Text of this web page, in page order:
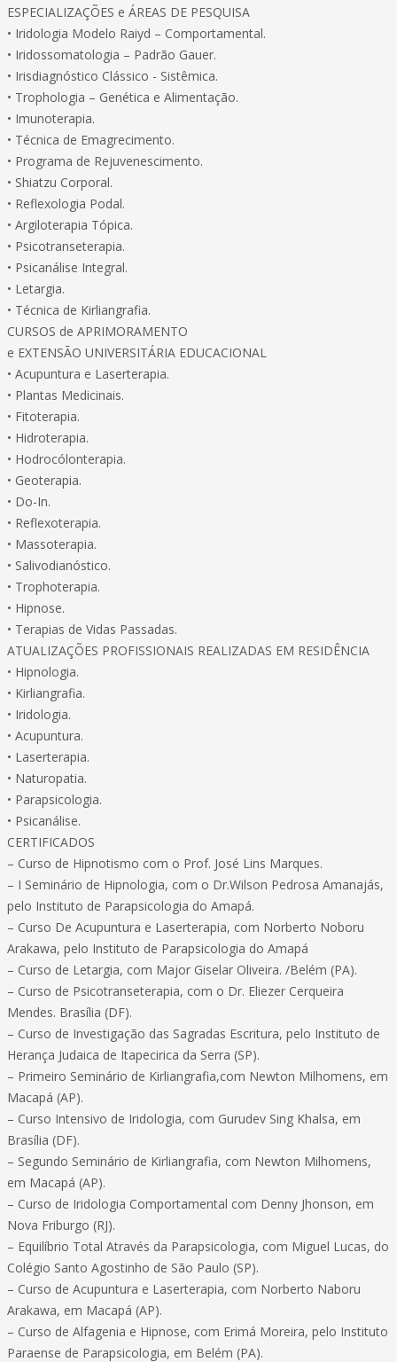
ESPECIALIZAÇÕES e ÁREAS DE PESQUISA
• Iridologia Modelo Raiyd – Comportamental.
• Iridossomatologia – Padrão Gauer.
• Irisdiagnóstico Clássico - Sistêmica.
• Trophologia – Genética e Alimentação.
• Imunoterapia.
• Técnica de Emagrecimento.
• Programa de Rejuvenescimento.
• Shiatzu Corporal.
• Reflexologia Podal.
• Argiloterapia Tópica.
• Psicotranseterapia.
• Psicanálise Integral.
• Letargia.
• Técnica de Kirliangrafia.
CURSOS de APRIMORAMENTO
e EXTENSÃO UNIVERSITÁRIA EDUCACIONAL
• Acupuntura e Laserterapia.
• Plantas Medicinais.
• Fitoterapia.
• Hidroterapia.
• Hodrocólonterapia.
• Geoterapia.
• Do-In.
• Reflexoterapia.
• Massoterapia.
• Salivodianóstico.
• Trophoterapia.
• Hipnose.
• Terapias de Vidas Passadas.
ATUALIZAÇÕES PROFISSIONAIS REALIZADAS EM RESIDÊNCIA
• Hipnologia.
• Kirliangrafia.
• Iridologia.
• Acupuntura.
• Laserterapia.
• Naturopatia.
• Parapsicologia.
• Psicanálise.
CERTIFICADOS
– Curso de Hipnotismo com o Prof. José Lins Marques.
– I Seminário de Hipnologia, com o Dr.Wilson Pedrosa Amanajás,
pelo Instituto de Parapsicologia do Amapá.
– Curso De Acupuntura e Laserterapia, com Norberto Noboru
Arakawa, pelo Instituto de Parapsicologia do Amapá
– Curso de Letargia, com Major Giselar Oliveira. /Belém (PA).
– Curso de Psicotranseterapia, com o Dr. Eliezer Cerqueira
Mendes. Brasília (DF).
– Curso de Investigação das Sagradas Escritura, pelo Instituto de
Herança Judaica de Itapecirica da Serra (SP).
– Primeiro Seminário de Kirliangrafia,com Newton Milhomens, em
Macapá (AP).
– Curso Intensivo de Iridologia, com Gurudev Sing Khalsa, em
Brasília (DF).
– Segundo Seminário de Kirliangrafia, com Newton Milhomens,
em Macapá (AP).
– Curso de Iridologia Comportamental com Denny Jhonson, em
Nova Friburgo (RJ).
– Equilíbrio Total Através da Parapsicologia, com Miguel Lucas, do
Colégio Santo Agostinho de São Paulo (SP).
– Curso de Acupuntura e Laserterapia, com Norberto Naboru
Arakawa, em Macapá (AP).
– Curso de Alfagenia e Hipnose, com Erimá Moreira, pelo Instituto
Paraense de Parapsicologia, em Belém (PA).